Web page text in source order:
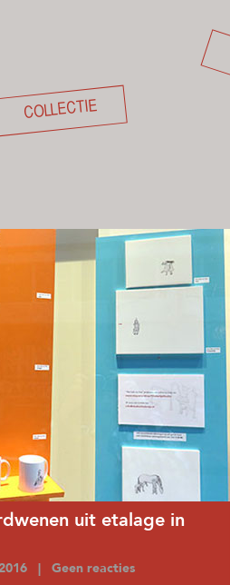
COLLECTIE
uit etalage in
| Geen reacties